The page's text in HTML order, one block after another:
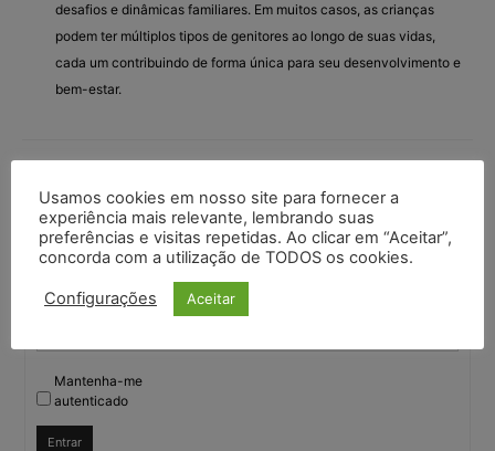
desafios e dinâmicas familiares. Em muitos casos, as crianças
podem ter múltiplos tipos de genitores ao longo de suas vidas,
cada um contribuindo de forma única para seu desenvolvimento e
bem-estar.
Nome de usuário:
Senha:
Mantenha-me
autenticado
Entrar
Usamos cookies em nosso site para fornecer a
experiência mais relevante, lembrando suas
preferências e visitas repetidas. Ao clicar em “Aceitar”,
concorda com a utilização de TODOS os cookies.
Configurações Aceitar